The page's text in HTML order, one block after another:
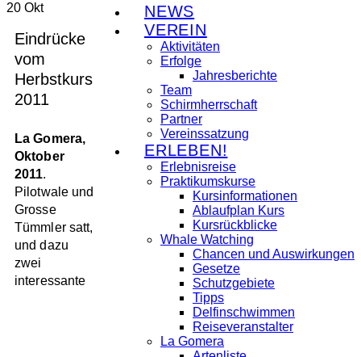
NEWS
VEREIN
Aktivitäten
Erfolge
Jahresberichte
Team
Schirmherrschaft
Partner
Vereinssatzung
ERLEBEN!
Erlebnisreise
Praktikumskurse
Kursinformationen
Ablaufplan Kurs
Kursrückblicke
Whale Watching
Chancen und Auswirkungen
Gesetze
Schutzgebiete
Tipps
Delfinschwimmen
Reiseveranstalter
La Gomera
20 Okt
Eindrücke
vom
Herbstkurs
2011
La Gomera,
Oktober
2011.
Pilotwale und
Grosse
Tümmler satt,
und dazu
zwei
interessante